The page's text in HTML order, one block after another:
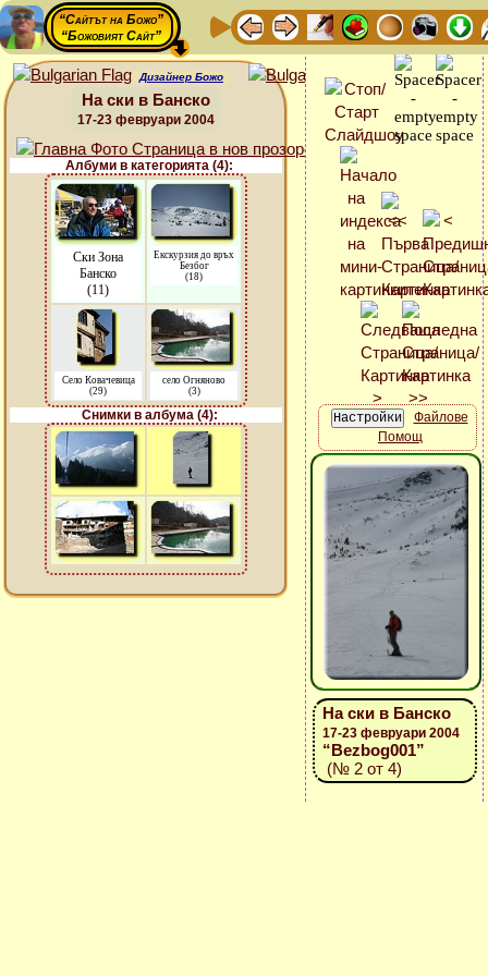
“Сайтът на Божо”
“Божовият Сайт”
Дизайнер Божо
На ски в Банско
17-23 февруари 2004
Албуми в категорията (4):
Ски Зона
Банско
(11)
Екскурзия до връх
Безбог
(18)
Село Ковачевица
(29)
село Огняново
(3)
Снимки в албума (4):
Файлове
Помощ
На ски в Банско
17-23 февруари 2004
“Bezbog001”
(№ 2 от 4)